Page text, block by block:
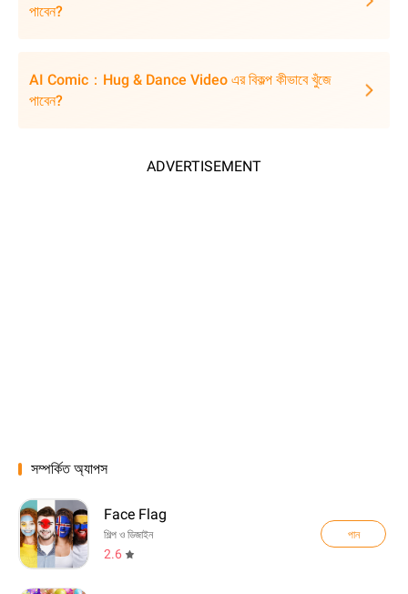
পাবেন?
AI Comic：Hug & Dance Video এর বিকল্প কীভাবে খুঁজে
পাবেন?
ADVERTISEMENT
সম্পর্কিত অ্যাপস
Face Flag
শিল্প ও ডিজাইন
2.6
পান